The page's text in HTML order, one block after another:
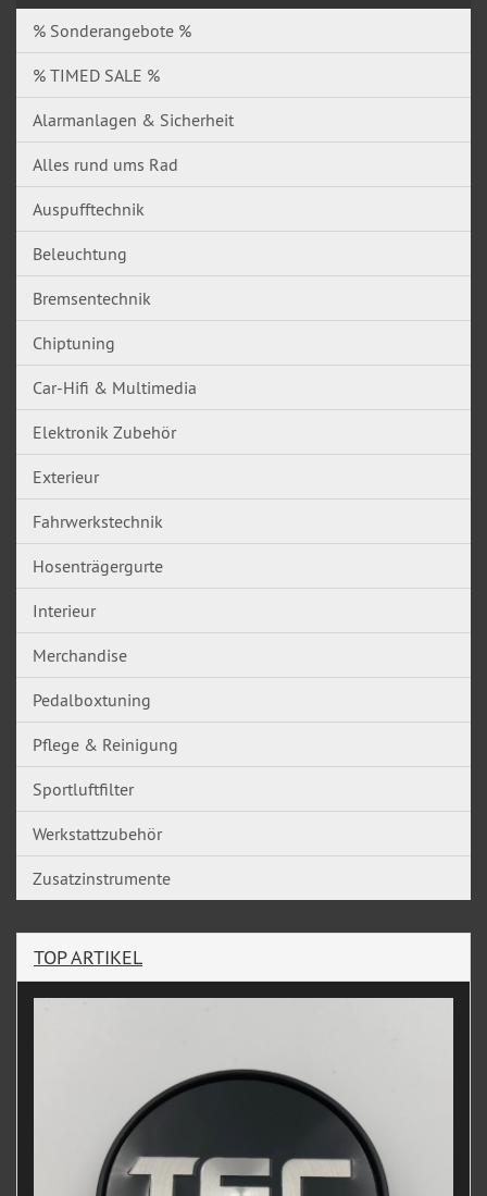
% Sonderangebote %
% TIMED SALE %
Alarmanlagen & Sicherheit
Alles rund ums Rad
Auspufftechnik
Beleuchtung
Bremsentechnik
Chiptuning
Car-Hifi & Multimedia
Elektronik Zubehör
Exterieur
Fahrwerkstechnik
Hosenträgergurte
Interieur
Merchandise
Pedalboxtuning
Pflege & Reinigung
Sportluftfilter
Werkstattzubehör
Zusatzinstrumente
TOP ARTIKEL